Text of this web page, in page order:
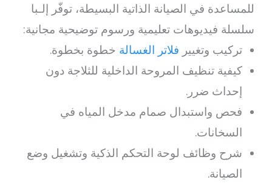
للمساعدة في الصيانة الذاتية البسيطة، توفّر إلـبا
سلسلة فيديوهات تعليمية ورسوم توضيحية مجانية:
تركيب وتغيير فلاتر الغسالة خطوة بخطوة.
كيفية تنظيف المروحة الداخلية للثلاجة دون
إحداث ضرر.
فحص واستبدال صمام مدخل المياه في
السخانات.
شرح وظائف لوحة التحكم الذكية وتشغيل وضع
الصيانة.